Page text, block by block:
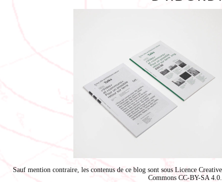
Sauf mention contraire, les contenus de ce blog sont sous Licence Creative
Commons CC-BY-SA 4.0